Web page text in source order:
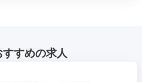
すめの求人